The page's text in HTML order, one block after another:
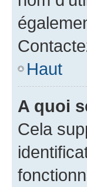
Haut
A quoi
Cela